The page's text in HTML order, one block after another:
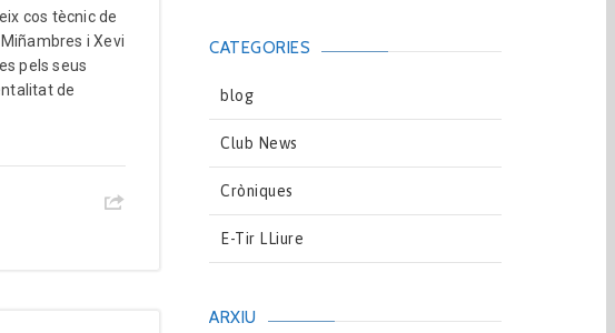
cos tècnic de
i Xevi
pels seus
de
CATEGORIES
blog
Club News
Cròniques
E-Tir LLiure
ARXIU